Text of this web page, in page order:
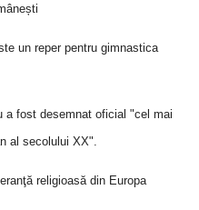
un reper pentru gimnastica
a fost desemnat oficial "cel mai
al secolului XX".
religioasă din Europa